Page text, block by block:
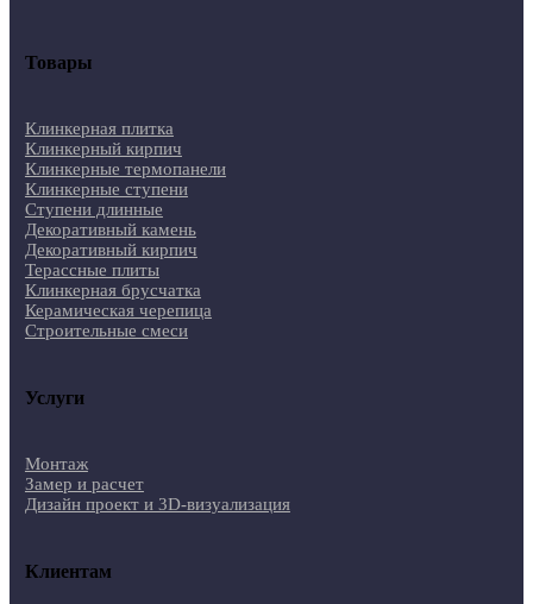
Товары
Клинкерная плитка
Клинкерный кирпич
Клинкерные термопанели
Клинкерные ступени
Ступени длинные
Декоративный камень
Декоративный кирпич
Терассные плиты
Клинкерная брусчатка
Керамическая черепица
Строительные смеси
Услуги
Монтаж
Замер и расчет
Дизайн проект и 3D-визуализация
Клиентам